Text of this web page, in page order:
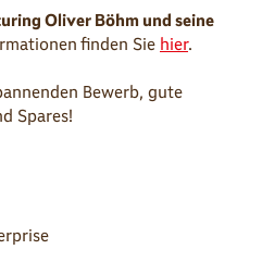
Oliver Böhm und seine
finden Sie hier.
Bewerb, gute
Spares!